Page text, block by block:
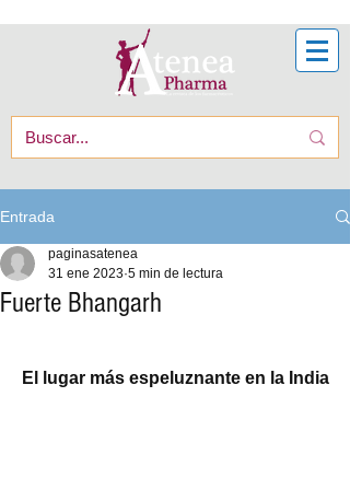
Entrada
Fuerte Bhangarh
paginasatenea
31 ene 2023 5 min de lectura
El lugar más espeluznante en la India